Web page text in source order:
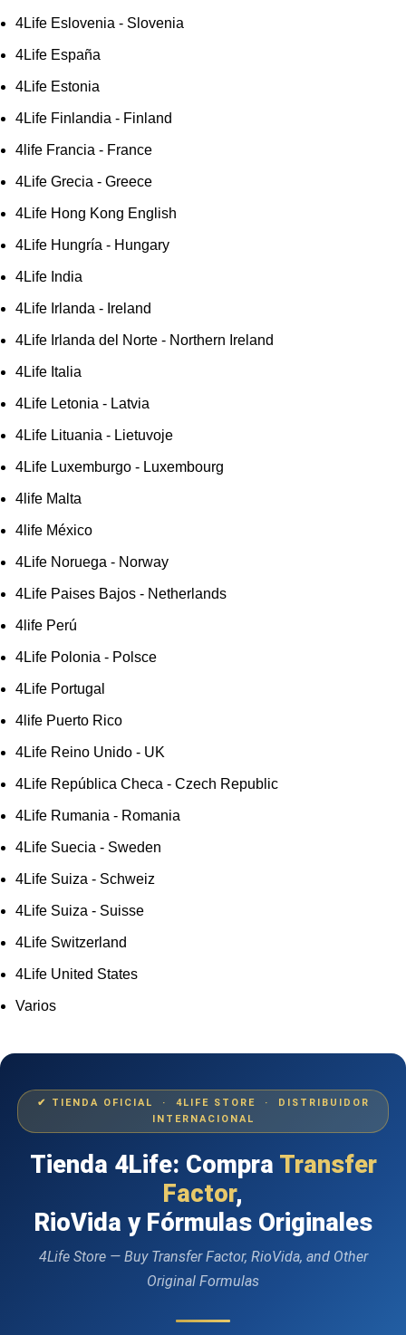
4Life Eslovenia - Slovenia
4Life España
4Life Estonia
4Life Finlandia - Finland
4life Francia - France
4Life Grecia - Greece
4Life Hong Kong English
4Life Hungría - Hungary
4Life India
4Life Irlanda - Ireland
4Life Irlanda del Norte - Northern Ireland
4Life Italia
4Life Letonia - Latvia
4Life Lituania - Lietuvoje
4Life Luxemburgo - Luxembourg
4life Malta
4life México
4Life Noruega - Norway
4Life Paises Bajos - Netherlands
4life Perú
4Life Polonia - Polsce
4Life Portugal
4life Puerto Rico
4Life Reino Unido - UK
4Life República Checa - Czech Republic
4Life Rumania - Romania
4Life Suecia - Sweden
4Life Suiza - Schweiz
4Life Suiza - Suisse
4Life Switzerland
4Life United States
Varios
✔ TIENDA OFICIAL · 4LIFE STORE · DISTRIBUIDOR
INTERNACIONAL
Tienda 4Life: Compra Transfer
Factor,
RioVida y Fórmulas Originales
4Life Store — Buy Transfer Factor, RioVida, and Other
Original Formulas